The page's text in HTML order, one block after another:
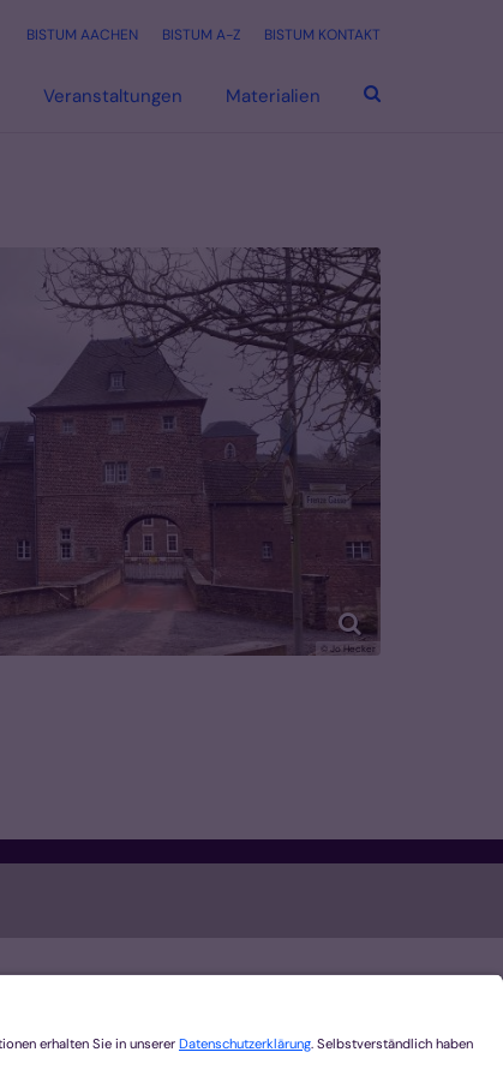
BISTUM AACHEN BISTUM A-Z BISTUM KONTAKT
Veranstaltungen Materialien
© Jo Hecker